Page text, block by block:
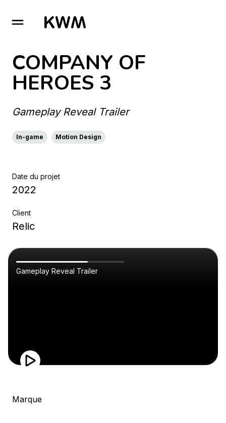
GO TO HOMEPAGE
COMPANY OF
HEROES 3
Gameplay Reveal Trailer
In-game Motion Design
Date du projet
2022
Client
Relic
Gameplay Reveal Trailer
Marque